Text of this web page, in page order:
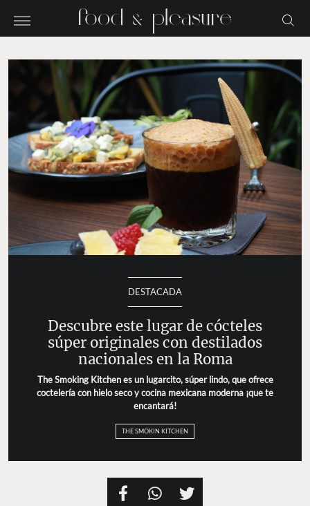
DESTACADA
Descubre este lugar de cócteles
súper originales con destilados
nacionales en la Roma
The Smoking Kitchen es un lugarcito, súper lindo, que ofrece
coctelería con hielo seco y cocina mexicana moderna ¡que te
encantará!
THE SMOKIN KITCHEN